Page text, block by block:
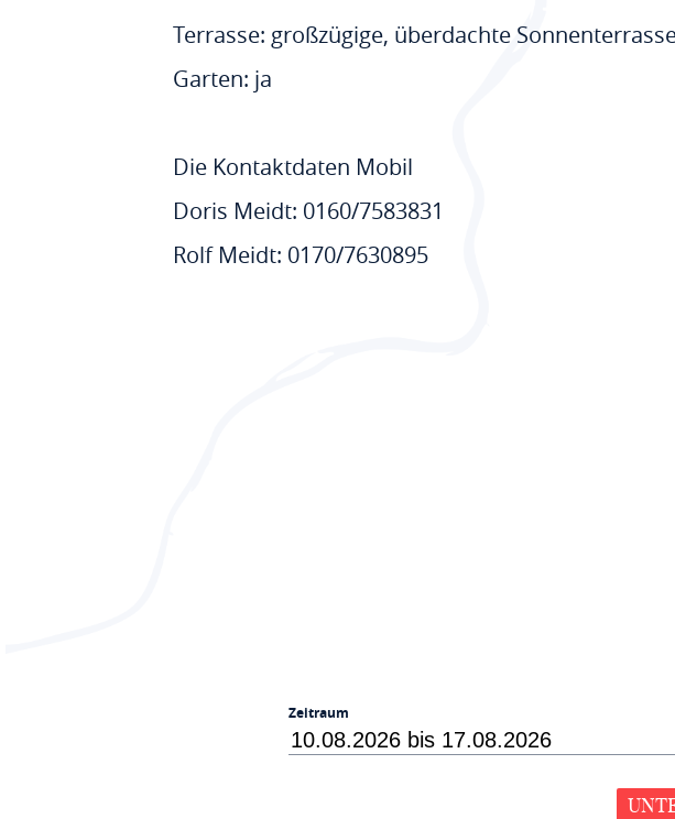
Terrasse: großzügige, überdachte
Garten: ja
Die Kontaktdaten Mobil
Doris Meidt: 0160/7583831
Rolf Meidt: 0170/7630895
Zeitraum